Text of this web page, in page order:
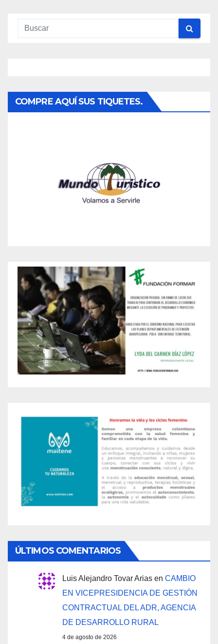
COMPRE AQUÍ SUS TIQUETES.
ÚLTIMOS COMENTARIOS
Luis Alejandro Tovar Arias en CAMBIO
EN VICEPRESIDENCIA DE GESTIÓN
CONTRACTUAL DEL ADR, AGENCIA
DE DESARROLLO RURAL
4 de agosto de 2026